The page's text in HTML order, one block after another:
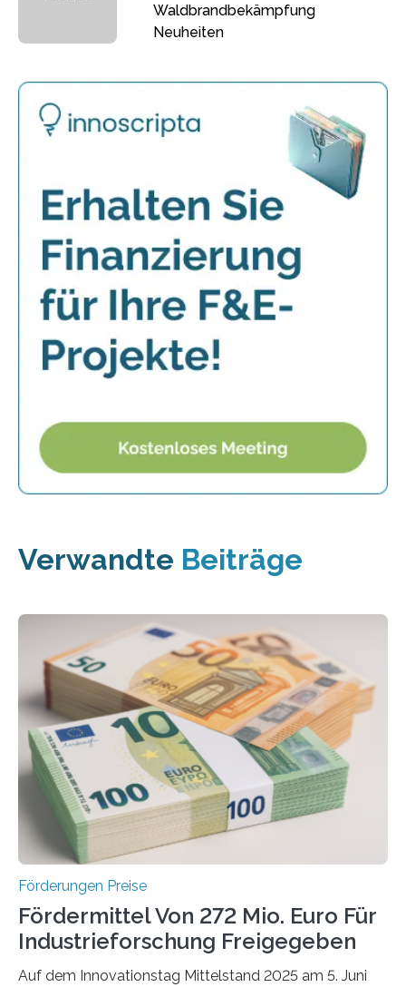
Waldbrandbekämpfung
Neuheiten
Verwandte Beiträge
Förderungen Preise
Fördermittel Von 272 Mio. Euro Für
Industrieforschung Freigegeben
Auf dem Innovationstag Mittelstand 2025 am 5. Juni